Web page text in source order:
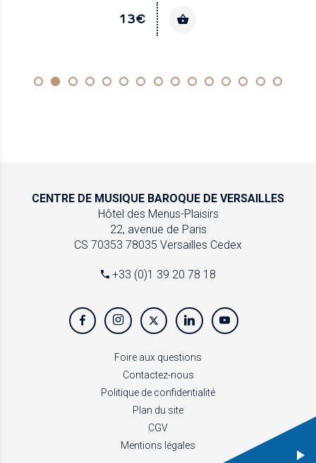
13€
CENTRE DE MUSIQUE BAROQUE DE VERSAILLES
Hôtel des Menus-Plaisirs
22, avenue de Paris
CS 70353 78035 Versailles Cedex
+33 (0)1 39 20 78 18
Foire aux questions
Contactez-nous
Politique de confidentialité
Plan du site
CGV
Mentions légales